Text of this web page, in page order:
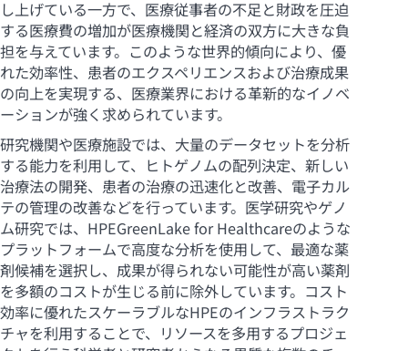
し上げている一方で、医療従事者の不足と財政を圧迫
する医療費の増加が医療機関と経済の双方に大きな負
担を与えています。このような世界的傾向により、優
れた効率性、患者のエクスペリエンスおよび治療成果
の向上を実現する、医療業界における革新的なイノベ
ーションが強く求められています。
研究機関や医療施設では、大量のデータセットを分析
する能力を利用して、ヒトゲノムの配列決定、新しい
治療法の開発、患者の治療の迅速化と改善、電子カル
テの管理の改善などを行っています。医学研究やゲノ
ム研究では、HPEGreenLake for Healthcareのような
プラットフォームで高度な分析を使用して、最適な薬
剤候補を選択し、成果が得られない可能性が高い薬剤
を多額のコストが生じる前に除外しています。コスト
効率に優れたスケーラブルなHPEのインフラストラク
チャを利用することで、リソースを多用するプロジェ